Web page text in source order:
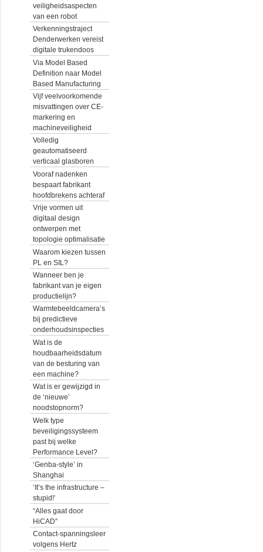
veiligheidsaspecten
van een robot
Verkenningstraject
Denderwerken vereist
digitale trukendoos
Via Model Based
Definition naar Model
Based Manufacturing
Vijf veelvoorkomende
misvattingen over CE-
markering en
machineveiligheid
Volledig
geautomatiseerd
verticaal glasboren
Vooraf nadenken
bespaart fabrikant
hoofdbrekens achteraf
Vrije vormen uit
digitaal design
ontwerpen met
topologie optimalisatie
Waarom kiezen tussen
PL en SIL?
Wanneer ben je
fabrikant van je eigen
productielijn?
Warmtebeeldcamera’s
bij predictieve
onderhoudsinspecties
Wat is de
houdbaarheidsdatum
van de besturing van
een machine?
Wat is er gewijzigd in
de ‘nieuwe’
noodstopnorm?
Welk type
beveiligingssysteem
past bij welke
Performance Level?
‘Genba-style’ in
Shanghai
‘It’s the infrastructure –
stupid!’
“Alles gaat door
HiCAD”
Contact-spanningsleer
volgens Hertz